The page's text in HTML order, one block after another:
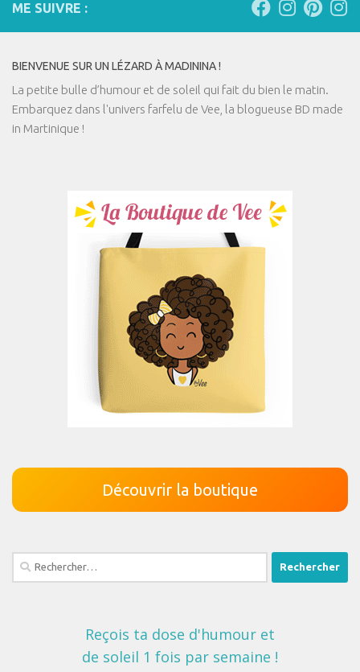
ME SUIVRE :
BIENVENUE SUR UN LÉZARD À MADININA !
La petite bulle d’humour et de soleil qui fait du bien le matin.
Embarquez dans l'univers farfelu de Vee, la blogueuse BD made
in Martinique !
Découvrir la boutique
Rechercher :